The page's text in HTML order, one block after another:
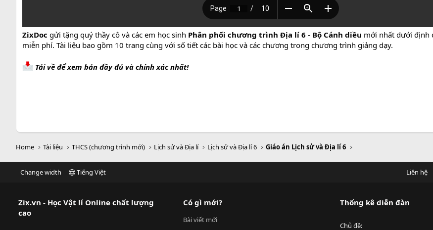
ZixDoc gửi tặng quý thầy cô và các em học sinh Phân phối chương trình Địa lí 6 - Bộ Cánh diều mới nhất dưới định
miễn phí. Tài liệu bao gồm 10 trang cùng với số tiết các bài học và các chương trong chương trình giảng dạy.
Tải về để xem bản đầy đủ và chính xác nhất!
Home Tài liệu THCS (chương trình mới) Lịch sử và Địa lí Lịch sử và Địa lí 6 Giáo án Lịch sử và Địa lí 6
Change width Tiếng Việt Liên hệ
Zix.vn - Học Vật lí Online chất lượng
cao
Có gì mới?
Bài viết mới
Thống kê diễn đàn
Chủ đề